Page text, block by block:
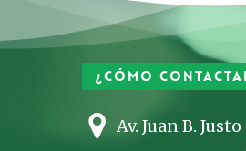
¿Cómo
Av. Juan B.